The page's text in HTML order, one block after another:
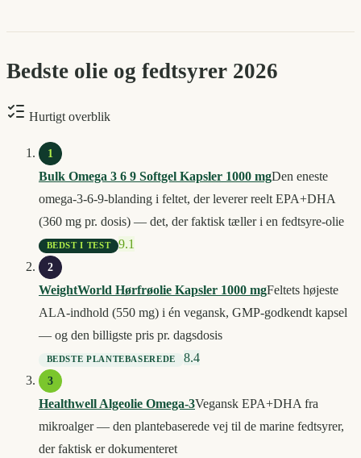
Bedste olie og fedtsyrer 2026
Hurtigt overblik
1
Bulk Omega 3 6 9 Softgel Kapsler 1000 mgDen eneste
omega-3-6-9-blanding i feltet, der leverer reelt EPA+DHA
(360 mg pr. dosis) — det, der faktisk tæller i en fedtsyre-olie
BEDST I TEST 9.1
2
WeightWorld Hørfrøolie Kapsler 1000 mgFeltets højeste
ALA-indhold (550 mg) i én vegansk, GMP-godkendt kapsel
— og den billigste pris pr. dagsdosis
BEDSTE PLANTEBASEREDE 8.4
3
Healthwell Algeolie Omega-3Vegansk EPA+DHA fra
mikroalger — den plantebaserede vej til de marine fedtsyrer,
der faktisk er dokumenteret